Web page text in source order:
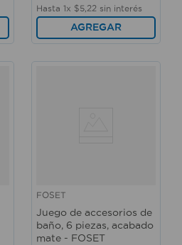
Hasta 1x $5 22 sin interés
AGREGAR
FOSET
Juego de accesorios de
baño, 6 piezas, acabado
mate - FOSET